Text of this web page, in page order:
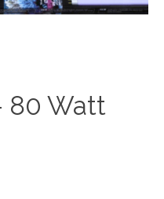
80 Watt